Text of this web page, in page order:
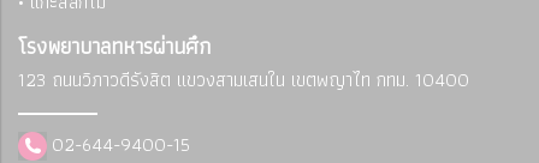
โรงพยาบาลทหารผ่านศึก
123 ถนนวิภาวดีรังสิต แขวงสามเสนใน เขตพญาไท กทม. 10400
02-644-9400-15